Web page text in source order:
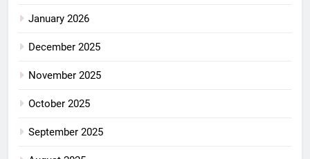
January 2026
December 2025
November 2025
October 2025
September 2025